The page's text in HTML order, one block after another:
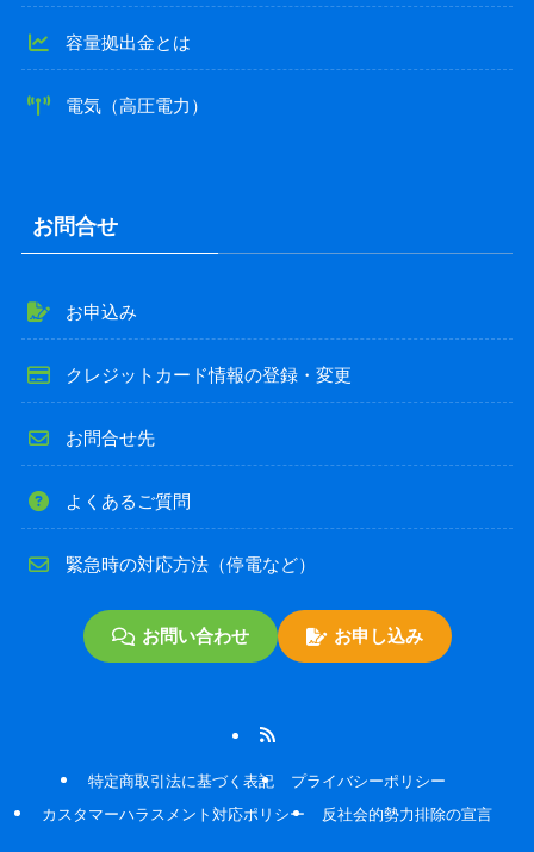
容量拠出金とは
電気（高圧電力）
お問合せ
お申込み
クレジットカード情報の登録・変更
お問合せ先
よくあるご質問
緊急時の対応方法（停電など）
お問い合わせ お申し込み
特定商取引法に基づく表記
プライバシーポリシー
カスタマーハラスメント対応ポリシー
反社会的勢力排除の宣言